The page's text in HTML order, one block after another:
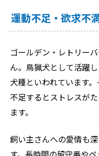
運動不足・欲求不
ゴールデン・レトリー
ん。鳥猟犬として活躍
犬種といわれています
不足するとストレスが
ます。
飼い主さんへの愛情も